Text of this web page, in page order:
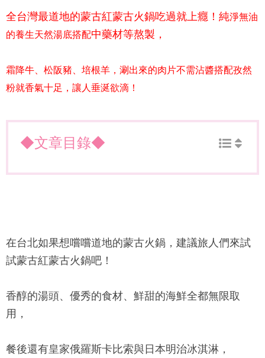
全台灣最道地的蒙古紅蒙古火鍋吃過就上癮！純淨無油
的養生天然湯底搭配中藥材等熬製，
霜降牛、松阪豬、培根羊，涮出來的肉片不需沾醬搭配孜然
粉就香氣十足，讓人垂涎欲滴！
◆文章目錄◆
在台北如果想嚐嚐道地的蒙古火鍋，建議旅人們來試
試蒙古紅蒙古火鍋吧！
香醇的湯頭、優秀的食材、鮮甜的海鮮全都無限取
用，
餐後還有皇家俄羅斯卡比索與日本明治冰淇淋，